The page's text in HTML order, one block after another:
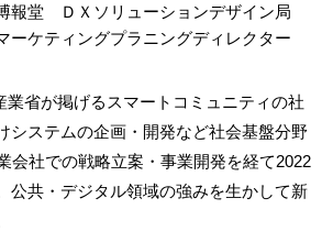
報堂 ＤＸソリューションデザイン局
ーケティングプラニングディレクター
業省が掲げるスマートコミュニティの社
システムの企画・開発など社会基盤分野
会社での戦略立案・事業開発を経て2022
公共・デジタル領域の強みを生かして新